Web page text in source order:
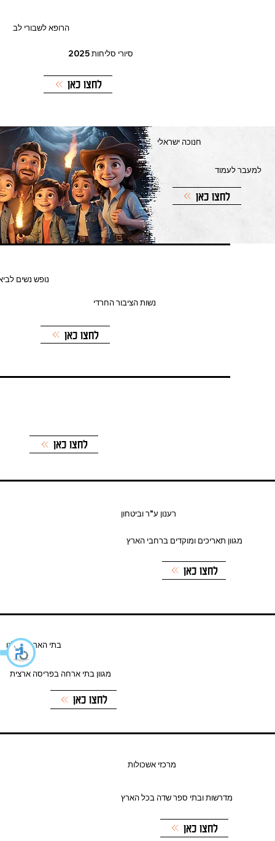
למעבר לעמוד
חנוכה ישראלי
לחצו כאן
הרופא לשבורי לב
סיורי סליחות 2025
לחצו כאן
נופש נשים
נשות הציבור החרדי
לחצו כאן
לחצו כאן
רענון ע"ר וביטחון
מגוון תאריכים ומוקדים ברחבי הארץ
לחצו כאן
בתי הארחה שלנו
מגוון בתי ארחה בפריסה ארצית
לחצו כאן
מרכזי אשכולות
מדרשות ובתי ספר שדה בכל הארץ
לחצו כאן